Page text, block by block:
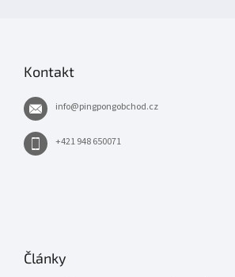
Kontakt
info@pingpongobchod.cz
+421 948 650071
Články